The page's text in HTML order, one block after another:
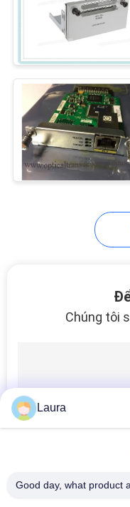
Chúng tôi
Laura
Good day, what product